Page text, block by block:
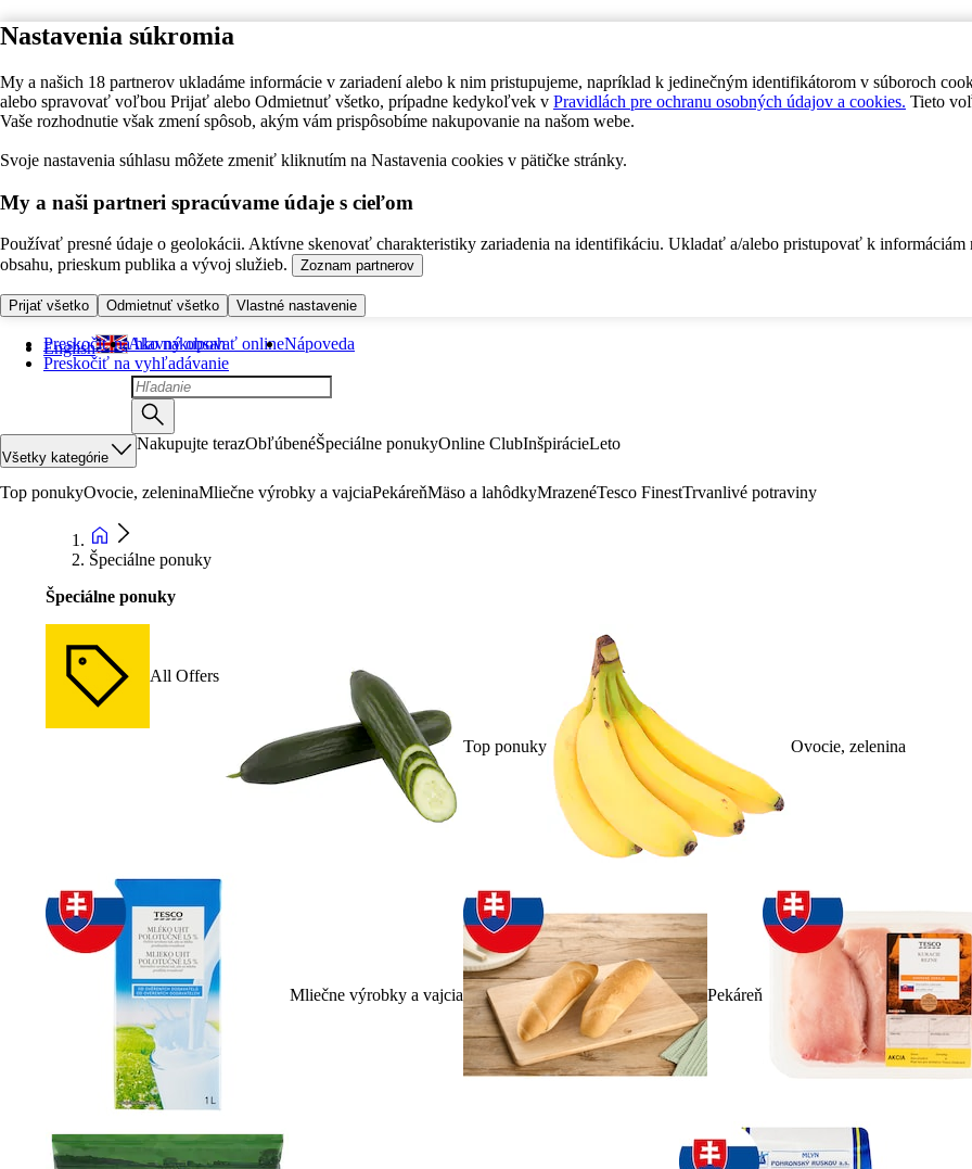
Nastavenia súkromia
My a našich 18 partnerov ukladáme informácie v zariadení alebo k nim pristupujeme, napríklad k jedinečným identifikátorom v súboroch
alebo spravovať voľbou Prijať alebo Odmietnuť všetko, prípadne kedykoľvek v Pravidlách pre ochranu osobných údajov a cookies. Tieto
Vaše rozhodnutie však zmení spôsob, akým vám prispôsobíme nakupovanie na našom webe.
Svoje nastavenia súhlasu môžete zmeniť kliknutím na Nastavenia cookies v pätičke stránky.
My a naši partneri spracúvame údaje s cieľom
Používať presné údaje o geolokácii. Aktívne skenovať charakteristiky zariadenia na identifikáciu. Ukladať a/alebo pristupovať k informáciám
obsahu, prieskum publika a vývoj služieb.
Zoznam partnerov
Prijať všetko Odmietnuť všetko Vlastné nastavenie
Preskočiť na hlavný obsah
Preskočiť na vyhľadávanie
English Ako nakupovať onlineNápoveda
Všetky kategórie
Nakupujte terazObľúbenéŠpeciálne ponukyOnline ClubInšpirácieLeto
Top ponukyOvocie, zeleninaMliečne výrobky a vajciaPekáreňMäso a lahôdkyMrazenéTesco FinestTrvanlivé potraviny
Špeciálne ponuky
Špeciálne ponuky
All Offers
Top ponuky Ovocie, zelenina
Mliečne výrobky a vajcia Pekáreň